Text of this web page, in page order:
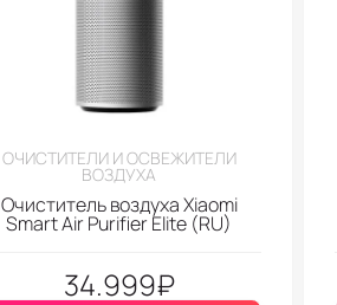
ОЧИСТИТЕЛИ И ОСВЕЖИТЕЛИ
ВОЗДУХА
Очиститель воздуха Xiaomi
Smart Air Purifier Elite (RU)
34.999₽